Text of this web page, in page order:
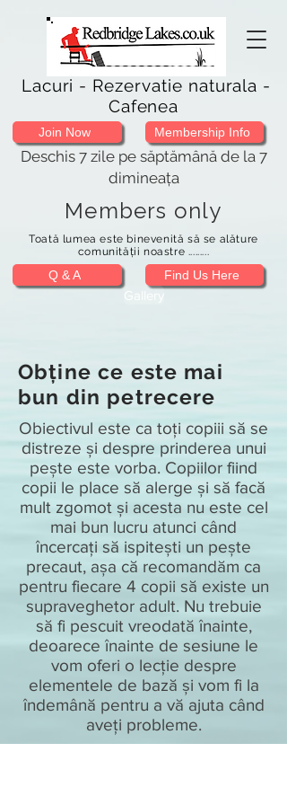
Lacuri - Rezervatie naturala -
Cafenea
Join Now Membership Info
Deschis 7 zile pe săptămână de la 7
dimineața
Members only
Toată lumea este binevenită să se alăture
comunității noastre .........
Q & A Find Us Here
Gallery
Obține ce este mai
bun din petrecere
Obiectivul este ca toți copiii să se
distreze și despre prinderea unui
pește este vorba. Copiilor fiind
copii le place să alerge și să facă
mult zgomot și acesta nu este cel
mai bun lucru atunci când
încercați să ispitești un pește
precaut, așa că recomandăm ca
pentru fiecare 4 copii să existe un
supraveghetor adult. Nu trebuie
să fi pescuit vreodată înainte,
deoarece înainte de sesiune le
vom oferi o lecție despre
elementele de bază și vom fi la
îndemână pentru a vă ajuta când
aveți probleme.